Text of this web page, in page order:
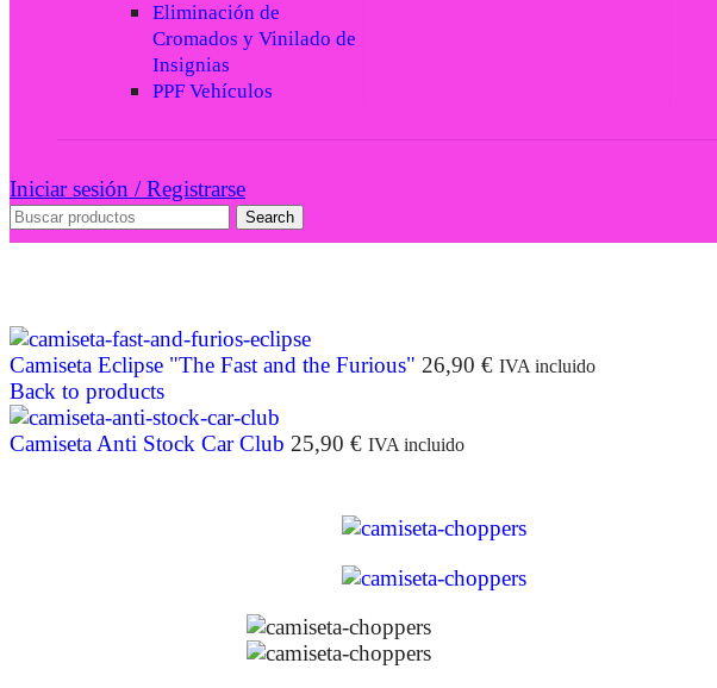
Eliminación de
Cromados y Vinilado de
Insignias
PPF Vehículos
Iniciar sesión / Registrarse
Search
Camiseta Eclipse "The Fast and the Furious" 26,90 € IVA incluido
Back to products
Camiseta Anti Stock Car Club 25,90 € IVA incluido